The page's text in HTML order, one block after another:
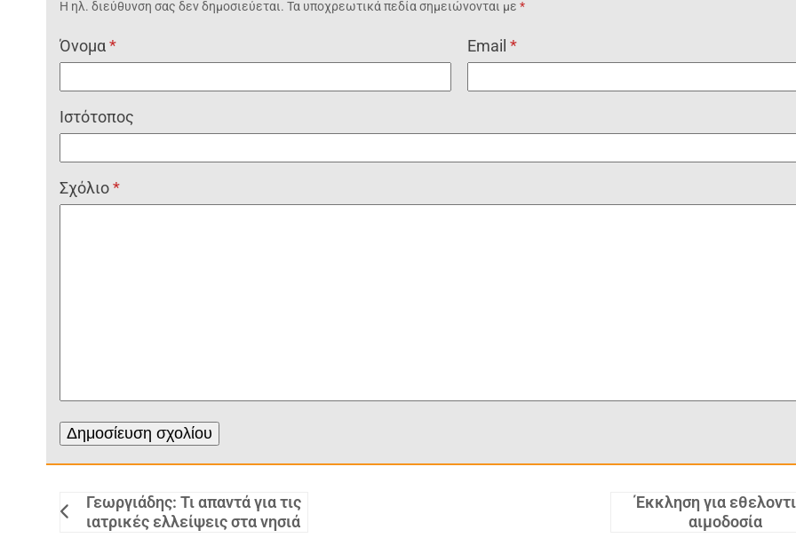
Η ηλ. διεύθυνση σας δεν δημοσιεύεται. Τα υποχρεωτικά πεδία σημειώνονται με*
Όνομα* Email*
Ιστότοπος
Σχόλιο*
Γεωργιάδης: Τι απαντά για τις
ιατρικές ελλείψεις στα νησιά
Έκκληση για
αιμοδοσία